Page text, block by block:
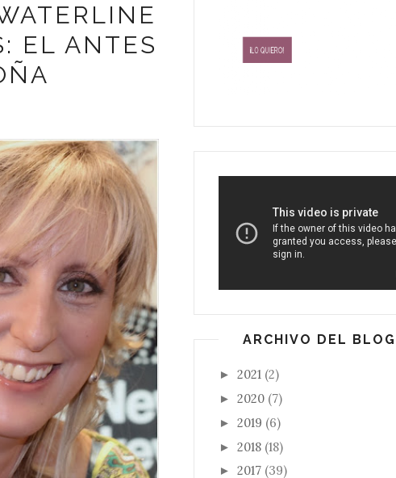
EL ANTES
ARCHIVO DEL BLOG
► 2021 (2)
► 2020 (7)
► 2019 (6)
► 2018 (18)
► 2017 (39)